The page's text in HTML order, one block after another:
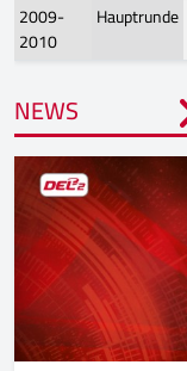
2009-
2010
Hauptrunde
NEWS